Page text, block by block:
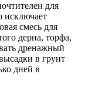
для
исключает
смесь для
дерна, торфа,
дренажный
в грунт
дней в